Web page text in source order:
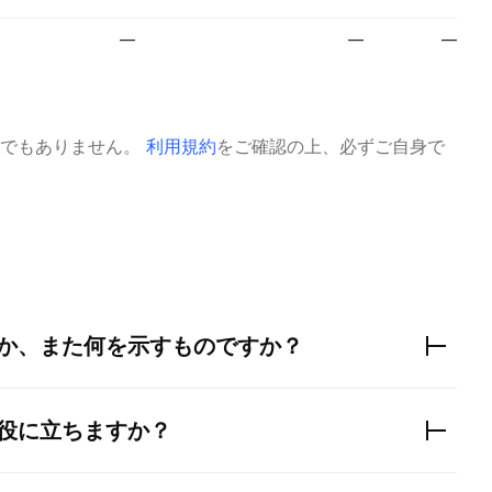
— — —
もありません。 利用規約をご確認の上、必ずご自身で
、また何を示すものですか？
に立ちますか？